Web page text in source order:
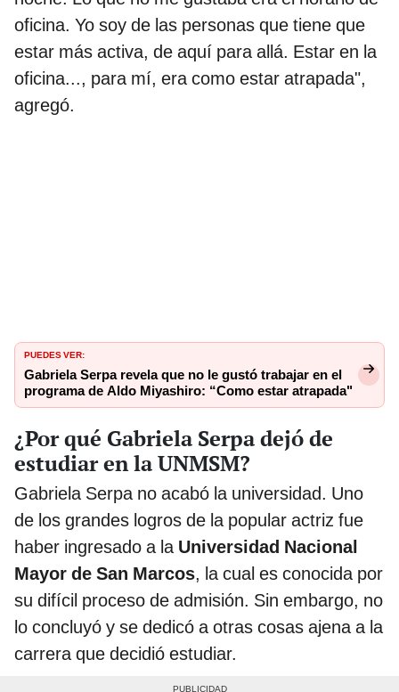
oficina. Yo soy de las personas que tiene que
estar más activa, de aquí para allá. Estar en la
oficina..., para mí, era como estar atrapada",
agregó.
PUEDES VER:
Gabriela Serpa revela que no le gustó trabajar en el
programa de Aldo Miyashiro: “Como estar atrapada"
¿Por qué Gabriela Serpa dejó de
estudiar en la UNMSM?
Gabriela Serpa no acabó la universidad. Uno
de los grandes logros de la popular actriz fue
haber ingresado a la Universidad Nacional
Mayor de San Marcos, la cual es conocida por
su difícil proceso de admisión. Sin embargo, no
lo concluyó y se dedicó a otras cosas ajena a la
carrera que decidió estudiar.